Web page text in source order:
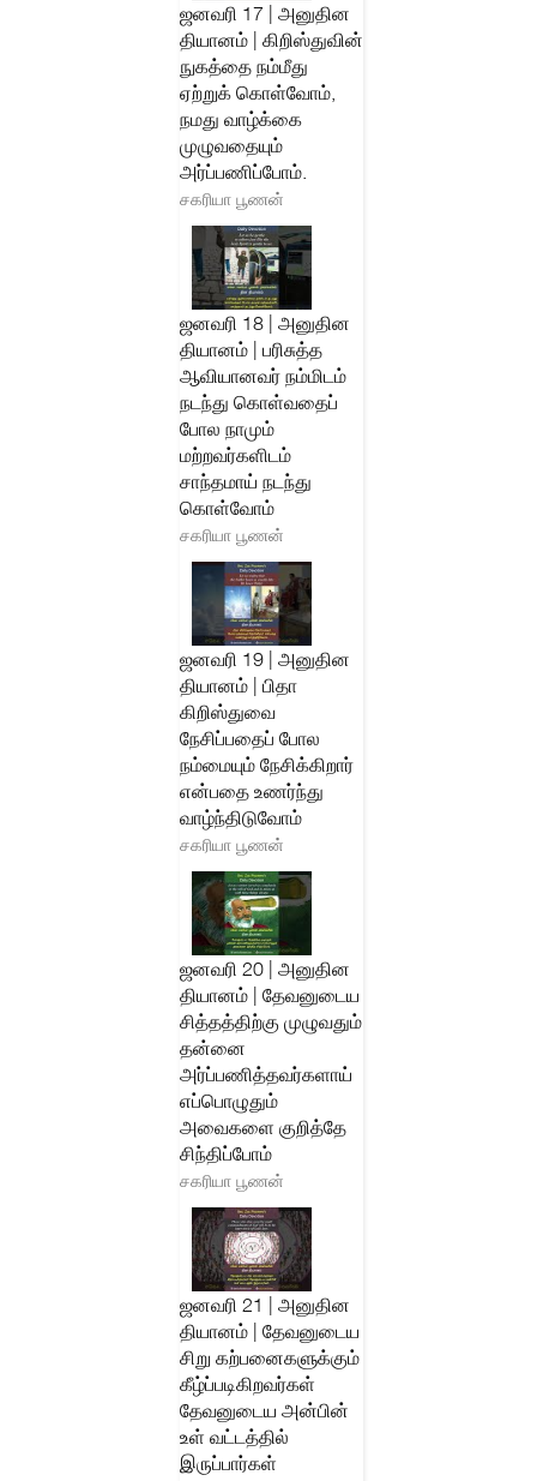
ஜனவரி 17 | அனுதின
தியானம் | கிறிஸ்துவின்
நுகத்தை நம்மீது
ஏற்றுக் கொள்வோம்,
நமது வாழ்க்கை
முழுவதையும்
அர்ப்பணிப்போம்.
சகரியா பூணன்
ஜனவரி 18 | அனுதின
தியானம் | பரிசுத்த
ஆவியானவர் நம்மிடம்
நடந்து கொள்வதைப்
போல நாமும்
மற்றவர்களிடம்
சாந்தமாய் நடந்து
கொள்வோம்
சகரியா பூணன்
ஜனவரி 19 | அனுதின
தியானம் | பிதா
கிறிஸ்துவை
நேசிப்பதைப் போல
நம்மையும் நேசிக்கிறார்
என்பதை உணர்ந்து
வாழ்ந்திடுவோம்
சகரியா பூணன்
ஜனவரி 20 | அனுதின
தியானம் | தேவனுடைய
சித்தத்திற்கு முழுவதும்
தன்னை
அர்ப்பணித்தவர்களாய்
எப்பொழுதும்
அவைகளை குறித்தே
சிந்திப்போம்
சகரியா பூணன்
ஜனவரி 21 | அனுதின
தியானம் | தேவனுடைய
சிறு கற்பனைகளுக்கும்
கீழ்ப்படிகிறவர்கள்
தேவனுடைய அன்பின்
உள் வட்டத்தில்
இருப்பார்கள்